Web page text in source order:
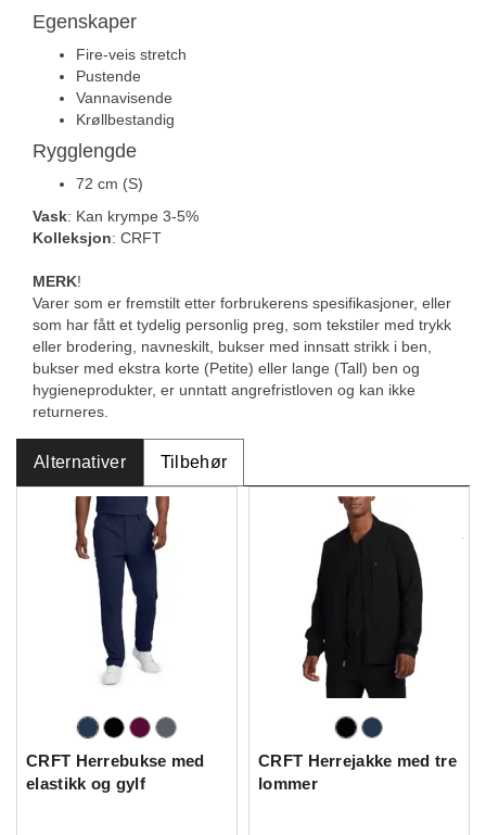
Egenskaper
Fire-veis stretch
Pustende
Vannavisende
Krøllbestandig
Rygglengde
72 cm (S)
Vask: Kan krympe 3-5%
Kolleksjon: CRFT
MERK!
Varer som er fremstilt etter forbrukerens spesifikasjoner, eller
som har fått et tydelig personlig preg, som tekstiler med trykk
eller brodering, navneskilt, bukser med innsatt strikk i ben,
bukser med ekstra korte (Petite) eller lange (Tall) ben og
hygieneprodukter, er unntatt angrefristloven og kan ikke
returneres.
Alternativer Tilbehør
CRFT Herrebukse med
elastikk og gylf
CRFT Herrejakke med tre
lommer